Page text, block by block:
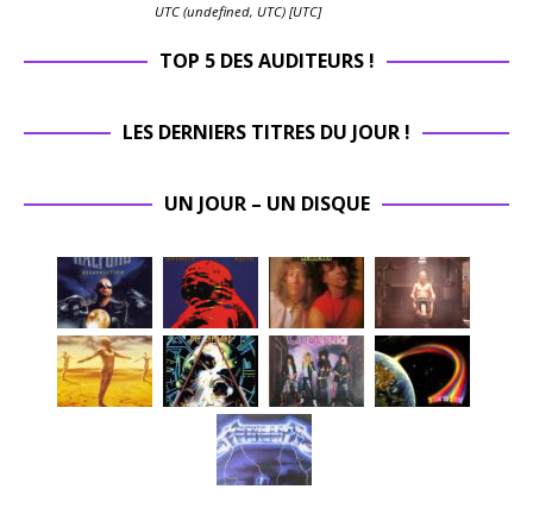
UTC (undefined, UTC) [UTC]
TOP 5 DES AUDITEURS !
LES DERNIERS TITRES DU JOUR !
UN JOUR – UN DISQUE